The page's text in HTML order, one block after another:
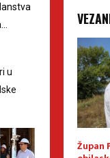
ima Župan
u